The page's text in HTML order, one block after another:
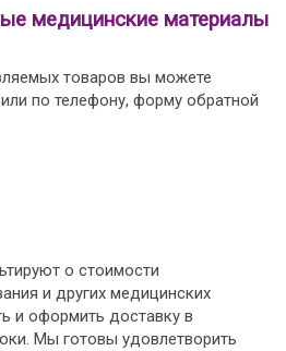
медицинские материалы
товаров вы можете
по телефону, форму обратной
о стоимости
и других медицинских
и оформить доставку в
Мы готовы удовлетворить